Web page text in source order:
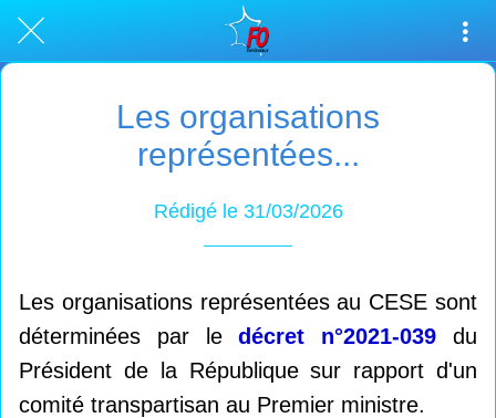
Les organisations
représentées...
Rédigé le 31/03/2026
Les organisations représentées au CESE sont
déterminées par ledécret n°2021-039 du
Président de la République sur rapport d'un
comité transpartisan au Premier ministre.